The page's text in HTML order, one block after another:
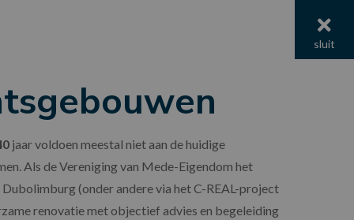
menu
sluit
jaar voldoen meestal niet aan de huidige
Als de Vereniging van Mede-Eigendom het
(onder andere via het C-REAL-project
renovatie met objectief advies en begeleiding